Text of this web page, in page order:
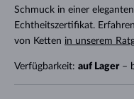
Schmuck in einer
Echtheitszertifikat.
von Ketten in unserem
Verfügbarkeit: auf Lager–